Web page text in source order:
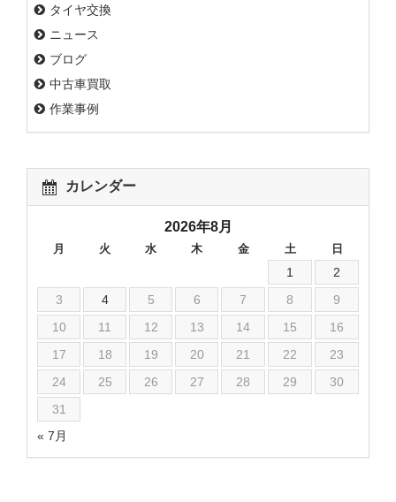
タイヤ交換
ニュース
ブログ
中古車買取
作業事例
カレンダー
2026年8月
月 火 水 木 金 土 日
« 7月
1
2
3
4 5 6 7 8
9
10
11 12 13 14 15
16
17
18 19 20 21 22
23
24
25 26 27 28 29
30
31